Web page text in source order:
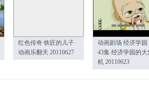
红色传奇 铁匠的儿子
动画乐翻天 20110627
动画剧场 经济学园
43集 经济学园的大
机 20110623